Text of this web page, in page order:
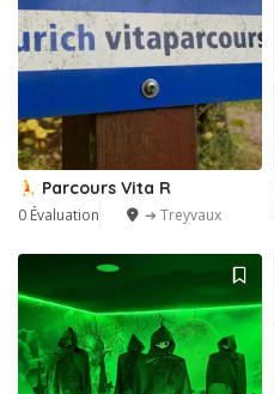
Parcours Vita R
0 Évaluation ➔ Treyvaux